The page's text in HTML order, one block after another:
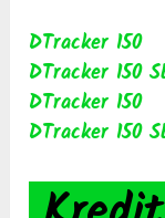
DTracker 150
DTracker 150
DTracker 150
DTracker 150